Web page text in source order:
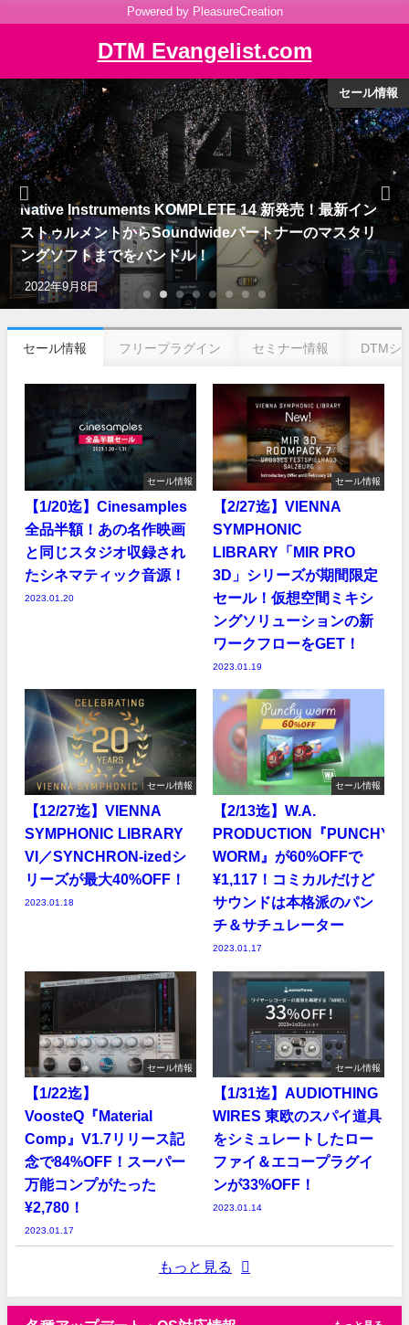
Powered by PleasureCreation
DTM Evangelist.com
DTMシステム考察
Mac Studioを使用したDTMシステムの考察：その
1（Thunderboltが抱え続ける問題点）
2022年4月21日
セール情報 フリープラグイン セミナー情報 DTMシ
セール情報
【1/20迄】Cinesamples
全品半額！あの名作映画
と同じスタジオ収録され
たシネマティック音源！
2023.01.20
セール情報
【2/27迄】VIENNA
SYMPHONIC
LIBRARY「MIR PRO
3D」シリーズが期間限定
セール！仮想空間ミキシ
ングソリューションの新
ワークフローをGET！
2023.01.19
セール情報
【12/27迄】VIENNA
SYMPHONIC LIBRARY
VI／SYNCHRON-izedシ
リーズが最大40%OFF！
2023.01.18
セール情報
【2/13迄】W.A.
PRODUCTION『PUNCHY
WORM』が60%OFFで
¥1,117！コミカルだけど
サウンドは本格派のパン
チ＆サチュレーター
2023.01.17
セール情報
【1/22迄】
VoosteQ『Material
Comp』V1.7リリース記
念で84%OFF！スーパー
万能コンプがたった
¥2,780！
2023.01.17
セール情報
【1/31迄】AUDIOTHING
WIRES 東欧のスパイ道具
をシミュレートしたロー
ファイ＆エコープラグイ
ンが33%OFF！
2023.01.14
もっと見る